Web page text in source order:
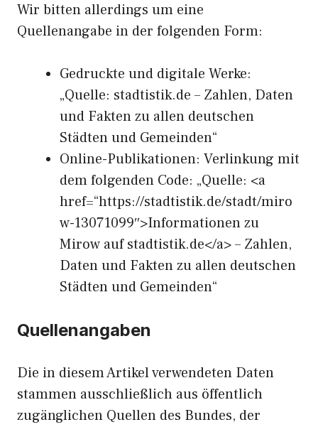
Wir bitten allerdings um eine
Quellenangabe in der folgenden Form:
Gedruckte und digitale Werke:
„Quelle: stadtistik.de – Zahlen, Daten
und Fakten zu allen deutschen
Städten und Gemeinden“
Online-Publikationen: Verlinkung mit
dem folgenden Code: „Quelle: <a
href=“https://stadtistik.de/stadt/miro
w-13071099″>Informationen zu
Mirow auf stadtistik.de</a> – Zahlen,
Daten und Fakten zu allen deutschen
Städten und Gemeinden“
Quellenangaben
Die in diesem Artikel verwendeten Daten
stammen ausschließlich aus öffentlich
zugänglichen Quellen des Bundes, der